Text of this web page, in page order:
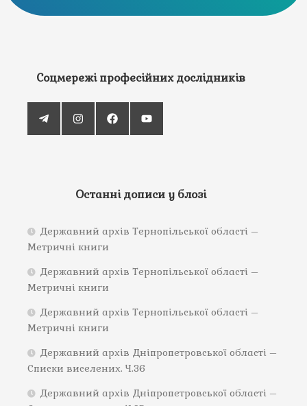
Соцмережі професійних дослідників
Останні дописи у блозі
Державний архів Тернопільської області –
Метричні книги
Державний архів Тернопільської області –
Метричні книги
Державний архів Тернопільської області –
Метричні книги
Державний архів Дніпропетровської області –
Списки виселених. Ч.36
Державний архів Дніпропетровської області –